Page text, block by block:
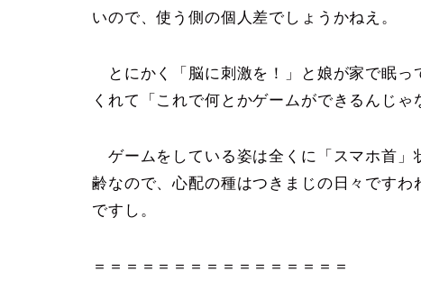
いので、使う側の個人差でしょうかねえ。
とにかく「脳に刺激を！」と娘が家で眠っ
くれて「これで何とかゲームができるんじゃ
ゲームをしている姿は全くに「スマホ首」
齢なので、心配の種はつきまじの日々です
ですし。
＝＝＝＝＝＝＝＝＝＝＝＝＝＝＝＝